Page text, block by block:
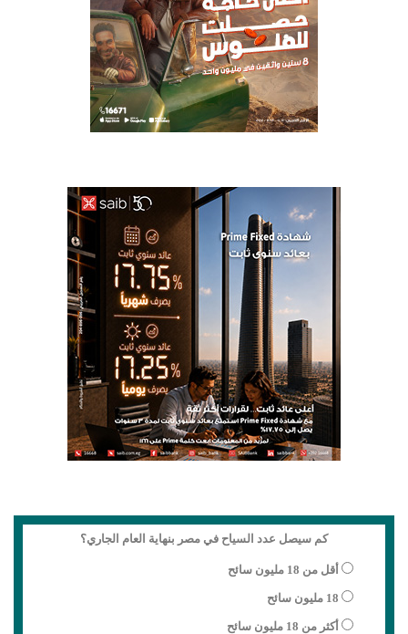
كم سيصل عدد السياح في مصر بنهاية العام الجاري؟
أقل من 18 مليون سائح
18 مليون سائح
أكثر من 18 مليون سائح